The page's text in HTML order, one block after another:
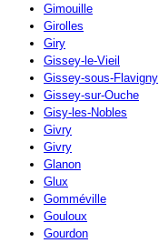
Gimouille
Girolles
Giry
Gissey-le-Vieil
Gissey-sous-Flavigny
Gissey-sur-Ouche
Gisy-les-Nobles
Givry
Givry
Glanon
Glux
Gomméville
Gouloux
Gourdon